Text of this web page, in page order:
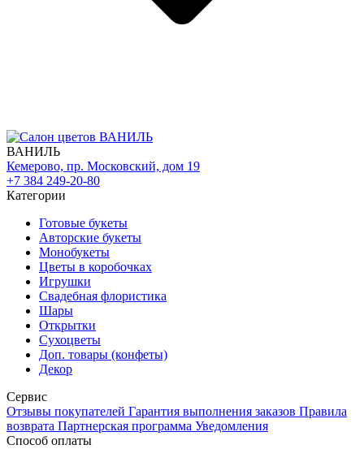
ВАНИЛЬ
Кемерово, пр. Московский, дом 19
+7 384 249-20-80
Категории
Готовые букеты
Авторские букеты
Монобукеты
Цветы в коробочках
Игрушки
Свадебная флористика
Шары
Открытки
Сухоцветы
Доп. товары (конфеты)
Декор
Сервис
Отзывы покупателей Гарантия выполнения заказов Правила
возврата Партнерская программа Уведомления
Способ оплаты